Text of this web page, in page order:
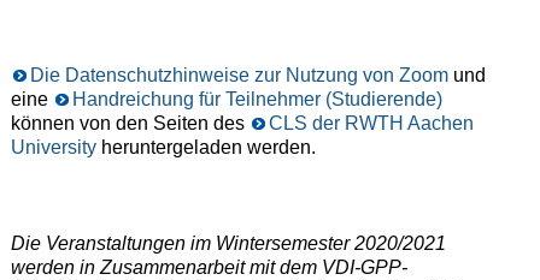
Die Datenschutzhinweise zur Nutzung von Zoom und
eine
Handreichung für Teilnehmer (Studierende)
können von den Seiten des
CLS der RWTH Aachen
Universityheruntergeladen werden.
Die Veranstaltungen im Wintersemester 2020/2021
werden in Zusammenarbeit mit dem VDI-GPP-